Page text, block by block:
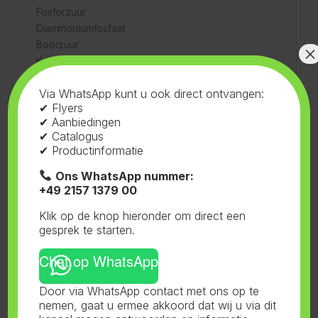
Fosforzuur
Diammoniumfosfaat
Boorzuur
Kopersout of EDTA
IJzersout of EDTA
Mangansout of EDTA
Zinksout of EDTA
Natriummolybdaat
Klei-mineraal (stabilisator)
Water
Opmerkingen en Veiligheidsinstructies
Houdbaarheid: Beperkt houdbaar na opening.
Schudden voor gebruik.
Veiligheid:
Buiten bereik van kinderen houden.
Op kamertemperatuur bewaren.
Niet voor menselijke consumptie.
Via WhatsApp kunt u ook direct ontvangen:
✔ Flyers
✔ Aanbiedingen
✔ Catalogus
✔ Productinformatie
Ons WhatsApp nummer:
+49 2157 1379 00
Klik op de knop hieronder om direct een
gesprek te starten.
Chat op WhatsApp
Door via WhatsApp contact met ons op te
nemen, gaat u ermee akkoord dat wij u via dit
×